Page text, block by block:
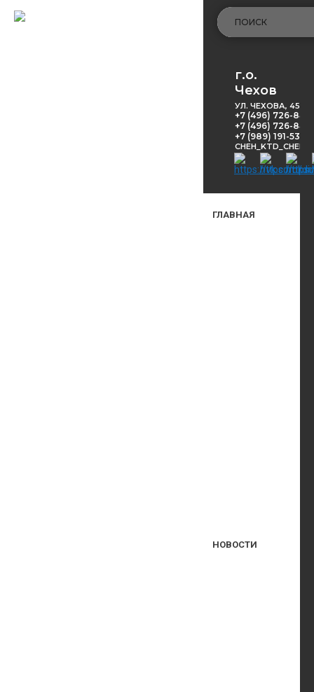
г.о.
Чехов
УЛ. ЧЕХОВА, 45
+7 (496) 726-
+7 (496) 726-
+7 (989) 191-53-
ГЛАВНАЯ
НОВОСТИ